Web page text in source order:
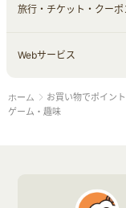
エコ・エネルギー
車情報・カーシェ
中古車
お役立ち
仕事・転職
オフィス・文具
すべて見る
ゲーム・趣味
音楽・シネマ・エ
旅行・チケット・クーポ
すべて見る
旅行・レジャー
Webサービス
すべて見る
ホーム お買い物でポイン
ゲーム・趣味